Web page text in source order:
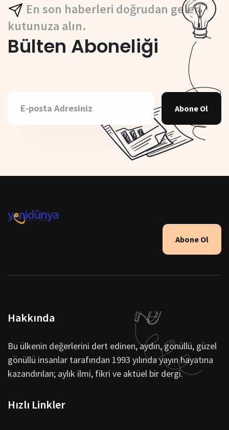
En son haberleri doğrudan gelen
kutunuza alın.
Bülten Aboneliği
Abone Ol
Abone Ol
Hakkında
Bu ülkenin değerlerini dert edinen, aydın, gönüllü, güzel
gönüllü insanlar tarafından 1993 yılında yayın hayatına
kazandırılan; aylık ilmi, fikri ve aktüel bir dergi.
Hızlı Linkler